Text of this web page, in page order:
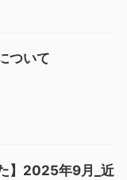
ついて
】2025年9月_近